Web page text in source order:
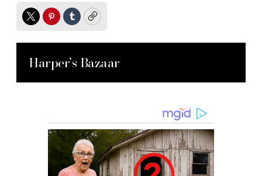
TwitterPinterest
TumblrCopy
Harper’s Bazaar